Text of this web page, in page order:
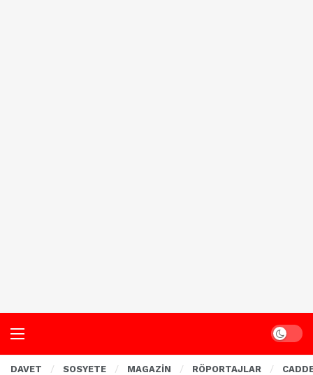
Dark
DAVET SOSYETE MAGAZİN RÖPORTAJLAR